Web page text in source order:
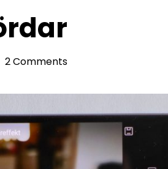
2 Comments